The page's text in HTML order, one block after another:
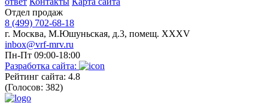
Отдел продаж
8 (499) 702-68-18
г. Москва, М.Юшуньская, д.3, помещ. XXXV
inbox@vrf-mrv.ru
Пн-Пт 09:00-18:00
Разработка сайта:
Рейтинг сайта: 4.8
(Голосов: 382)